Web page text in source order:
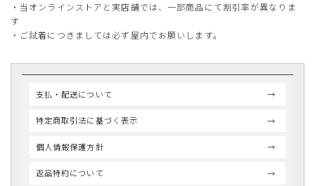
・当オンラインストアと実店舗では、一部商品にて割引率が異なりま
す
・ご試着につきましては必ず屋内でお願いします。
支払・配送について
特定商取引法に基づく表示
個人情報保護方針
返品特約について